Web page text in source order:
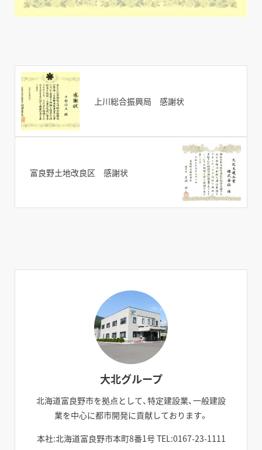
上川総合振興局 感謝状
富良野土地改良区 感謝状
大北グループ
北海道富良野市を拠点として、特定建設業、一般建設
業を中心に都市開発に貢献しております。
本社:北海道富良野市本町8番1号 TEL:0167-23-1111